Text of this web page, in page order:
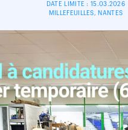
DATE LIMITE : 15.03.2026
MILLEFEUILLES, NANTES